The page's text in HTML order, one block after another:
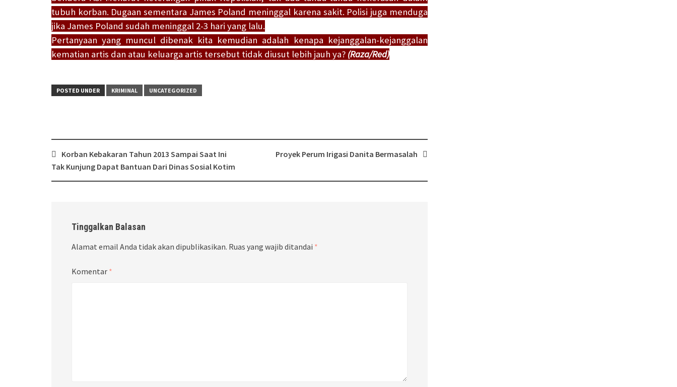
tubuh korban. Dugaan sementara James Poland meninggal karena sakit. Polisi juga menduga
jika James Poland sudah meninggal 2-3 hari yang lalu.
Pertanyaan yang muncul dibenak kita kemudian adalah kenapa kejanggalan-kejanggalan
kematian artis dan atau keluarga artis tersebut tidak diusut lebih jauh ya? (Raza/Red)
POSTED UNDER KRIMINAL UNCATEGORIZED
Post
navigation
Korban Kebakaran Tahun 2013 Sampai Saat Ini
Tak Kunjung Dapat Bantuan Dari Dinas Sosial Kotim
Proyek Perum Irigasi Danita Bermasalah
Tinggalkan Balasan
Alamat email Anda tidak akan dipublikasikan. Ruas yang wajib ditandai *
Komentar *